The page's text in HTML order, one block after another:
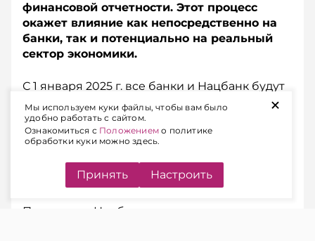
финансовой отчетности. Этот процесс
окажет влияние как непосредственно на
банки, так и потенциально на реальный
сектор экономики.
С 1 января 2025 г. все банки и Нацбанк будут
составлять не два пакета финансовой
отчетности, как сейчас (первый – согласно
нацио­нальному законодательству, второй – в
соответствии с МСФО), а один,
базирующийся на международных
стандартах.
По мнению Нацбанка, переход с двух на один
+
Мы используем куки файлы, чтобы вам было
удобно работать с сайтом.
Ознакомиться с Положением о политике
обработки куки можно здесь.
Принять Настроить